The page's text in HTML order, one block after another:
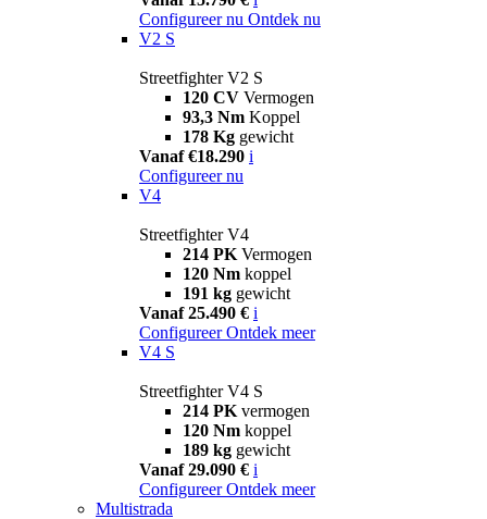
Configureer nu Ontdek nu
V2 S
Streetfighter V2 S
120 CV Vermogen
93,3 Nm Koppel
178 Kg gewicht
Vanaf €18.290 i
Configureer nu
V4
Streetfighter V4
214 PK Vermogen
120 Nm koppel
191 kg gewicht
Vanaf 25.490 € i
Configureer Ontdek meer
V4 S
Streetfighter V4 S
214 PK vermogen
120 Nm koppel
189 kg gewicht
Vanaf 29.090 € i
Configureer Ontdek meer
Multistrada